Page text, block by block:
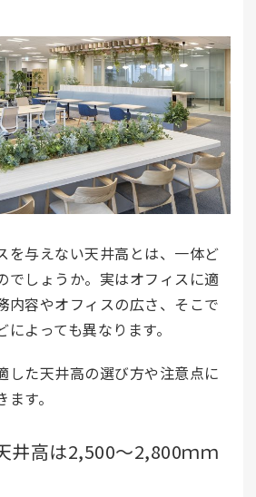
を与えない天井高とは、一体ど
でしょうか。実はオフィスに適
内容やオフィスの広さ、そこで
よっても異なります。
した天井高の選び方や注意点に
す。
井高は2,500～2,800ｍｍ